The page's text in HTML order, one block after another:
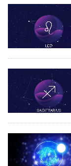
題
投
資
樓
理
商
業